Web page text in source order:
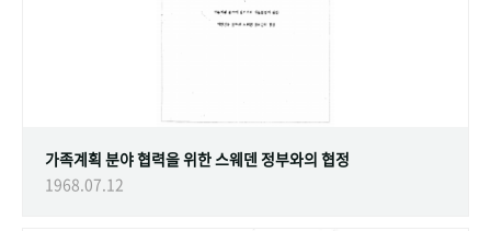
가족계획 분야 협력을 위한 스웨덴 정부와의 협정
1968.07.12